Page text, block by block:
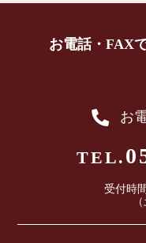
お電話・FAX
お
TEL.
受付時